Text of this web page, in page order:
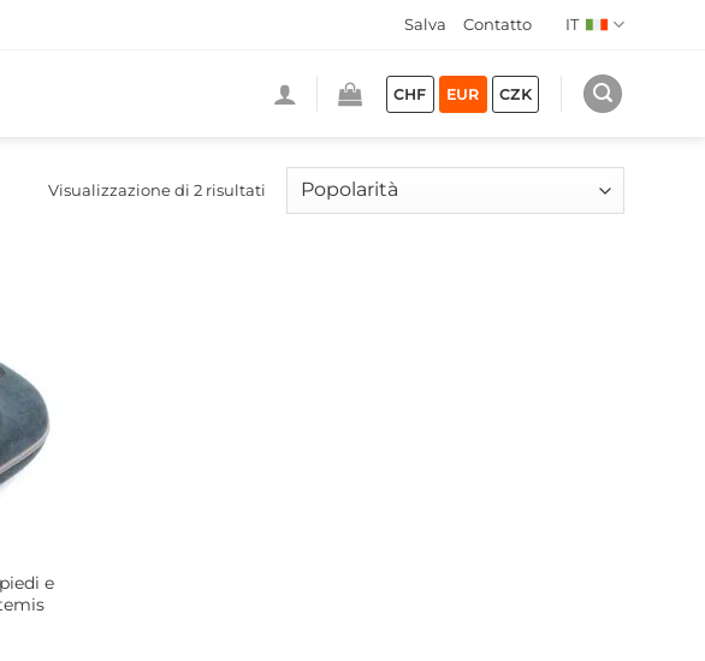
Salva Contatto IT
CHF EUR CZK
Visualizzazione di 2 risultatiPopolarità
e